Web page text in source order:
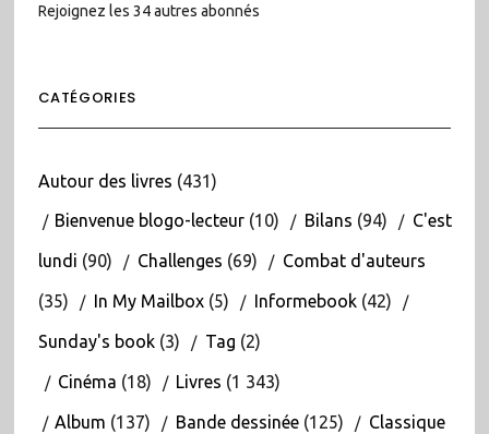
Rejoignez les 34 autres abonnés
CATÉGORIES
Autour des livres (431)
Bienvenue blogo-lecteur(10) Bilans (94) C'est
lundi (90) Challenges (69) Combat d'auteurs
(35) In My Mailbox(5) Informebook(42)
Sunday's book(3) Tag (2)
Cinéma (18) Livres (1 343)
Album (137) Bande dessinée(125) Classique